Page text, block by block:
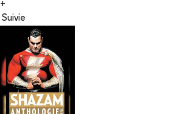
+
Suivie